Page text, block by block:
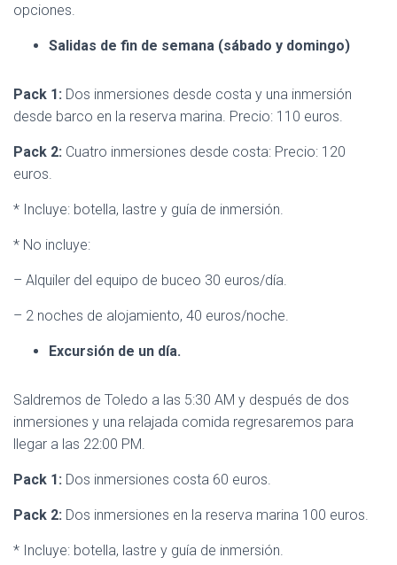
opciones.
Salidas de fin de semana (sábado y domingo)
Pack 1: Dos inmersiones desde costa y una inmersión
desde barco en la reserva marina. Precio: 110 euros.
Pack 2: Cuatro inmersiones desde costa: Precio: 120
euros.
* Incluye: botella, lastre y guía de inmersión.
* No incluye:
– Alquiler del equipo de buceo 30 euros/día.
– 2 noches de alojamiento, 40 euros/noche.
Excursión de un día.
Saldremos de Toledo a las 5:30 AM y después de dos
inmersiones y una relajada comida regresaremos para
llegar a las 22:00 PM.
Pack 1: Dos inmersiones costa 60 euros.
Pack 2: Dos inmersiones en la reserva marina 100 euros.
* Incluye: botella, lastre y guía de inmersión.